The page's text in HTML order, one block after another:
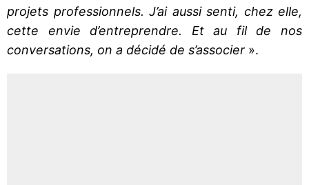
projets professionnels. J’ai aussi senti, chez elle,
cette envie d’entreprendre. Et au fil de nos
conversations, on a décidé de s’associer ».